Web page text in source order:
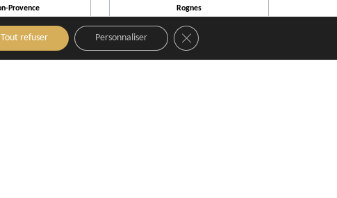
Provence Rognes
Tout refuser Personnaliser Close GDPR Cookie Banner